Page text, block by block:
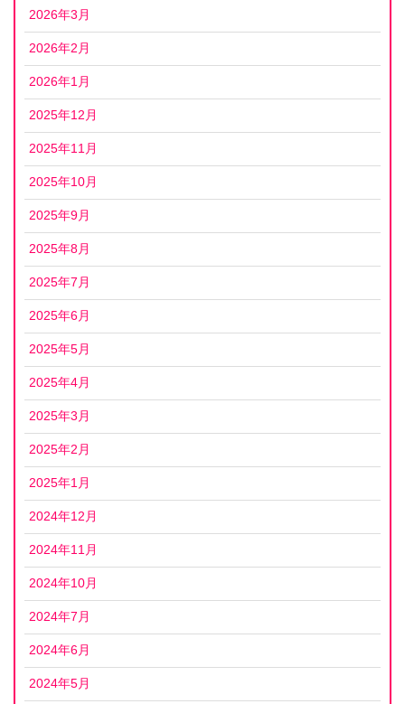
2026年3月
2026年2月
2026年1月
2025年12月
2025年11月
2025年10月
2025年9月
2025年8月
2025年7月
2025年6月
2025年5月
2025年4月
2025年3月
2025年2月
2025年1月
2024年12月
2024年11月
2024年10月
2024年7月
2024年6月
2024年5月